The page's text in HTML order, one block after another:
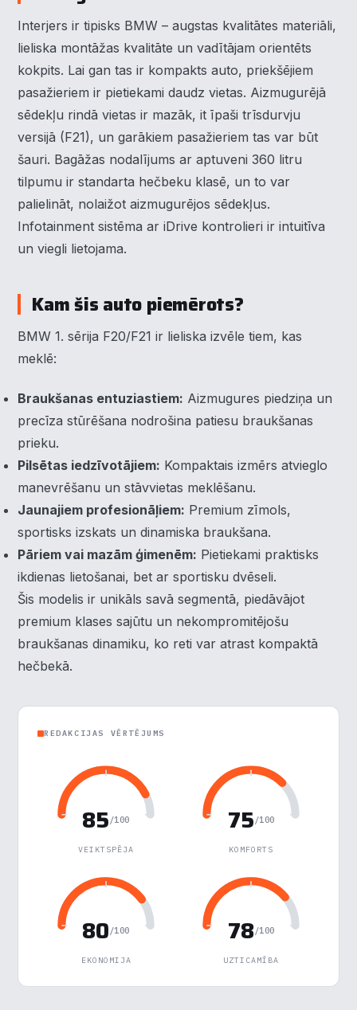
Interjers ir tipisks BMW – augstas kvalitātes materiāli,
lieliska montāžas kvalitāte un vadītājam orientēts
kokpits. Lai gan tas ir kompakts auto, priekšējiem
pasažieriem ir pietiekami daudz vietas. Aizmugurējā
sēdekļu rindā vietas ir mazāk, it īpaši trīsdurvju
versijā (F21), un garākiem pasažieriem tas var būt
šauri. Bagāžas nodalījums ar aptuveni 360 litru
tilpumu ir standarta hečbeku klasē, un to var
palielināt, nolaižot aizmugurējos sēdekļus.
Infotainment sistēma ar iDrive kontrolieri ir intuitīva
un viegli lietojama.
Kam šis auto piemērots?
BMW 1. sērija F20/F21 ir lieliska izvēle tiem, kas
meklē:
Braukšanas entuziastiem: Aizmugures piedziņa un
precīza stūrēšana nodrošina patiesu braukšanas
prieku.
Pilsētas iedzīvotājiem: Kompaktais izmērs atvieglo
manevrēšanu un stāvvietas meklēšanu.
Jaunajiem profesionāļiem: Premium zīmols,
sportisks izskats un dinamiska braukšana.
Pāriem vai mazām ģimenēm: Pietiekami praktisks
ikdienas lietošanai, bet ar sportisku dvēseli.
Šis modelis ir unikāls savā segmentā, piedāvājot
premium klases sajūtu un nekompromitējošu
braukšanas dinamiku, ko reti var atrast kompaktā
hečbekā.
REDAKCIJAS VĒRTĒJUMS
85 /100
VEIKTSPĒJA
75 /100
KOMFORTS
80 /100
EKONOMIJA
78 /100
UZTICAMĪBA
Piekrišanas preferences
Mēs izmantojam sīkdatnes, lai palīdzētu jums efektīvi
pārvietoties un veikt noteiktas funkcijas. Zemāk katras
piekrišanas kategorijā atradīsiet detalizētu informāciju par
Nepieciešamās
▶ Funkcionālais
▶ Analītika
Noraidīt visu
Saglabāt preferences